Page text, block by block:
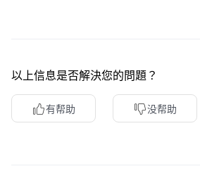
以上信息是否解決您的問題？
有帮助 没帮助